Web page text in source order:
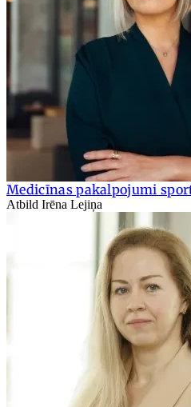
Medicīnas pakalpojumi
Atbild Irēna Lejiņa